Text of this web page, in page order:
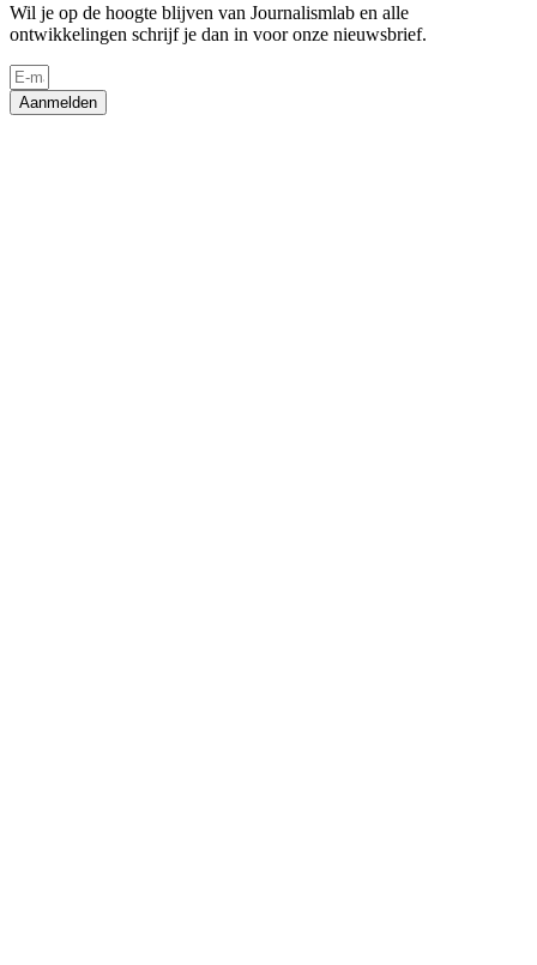
Wil je op de hoogte blijven van Journalismlab en alle
ontwikkelingen schrijf je dan in voor onze nieuwsbrief.
Aanmelden